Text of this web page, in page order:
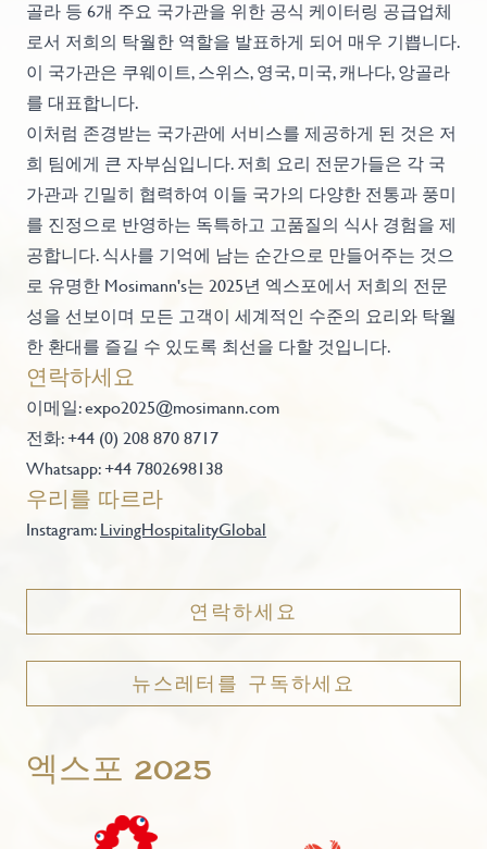
골라 등 6개 주요 국가관을 위한 공식 케이터링 공급업체
로서 저희의 탁월한 역할을 발표하게 되어 매우 기쁩니다.
이 국가관은 쿠웨이트, 스위스, 영국, 미국, 캐나다, 앙골라
를 대표합니다.
이처럼 존경받는 국가관에 서비스를 제공하게 된 것은 저
희 팀에게 큰 자부심입니다. 저희 요리 전문가들은 각 국
가관과 긴밀히 협력하여 이들 국가의 다양한 전통과 풍미
를 진정으로 반영하는 독특하고 고품질의 식사 경험을 제
공합니다. 식사를 기억에 남는 순간으로 만들어주는 것으
로 유명한 Mosimann's는 2025년 엑스포에서 저희의 전문
성을 선보이며 모든 고객이 세계적인 수준의 요리와 탁월
한 환대를 즐길 수 있도록 최선을 다할 것입니다.
연락하세요
이메일:expo2025@mosimann.com
전화: +44 (0) 208 870 8717
Whatsapp: +44 7802698138
우리를 따르라
Instagram: LivingHospitalityGlobal
연락하세요
뉴스레터를 구독하세요
엑스포 2025